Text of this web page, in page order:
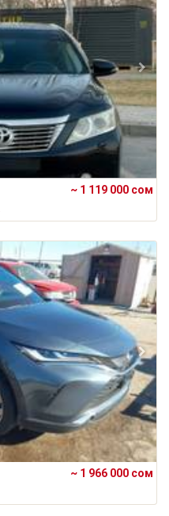
~ 1 119 000 сом
~ 1 966 000 сом